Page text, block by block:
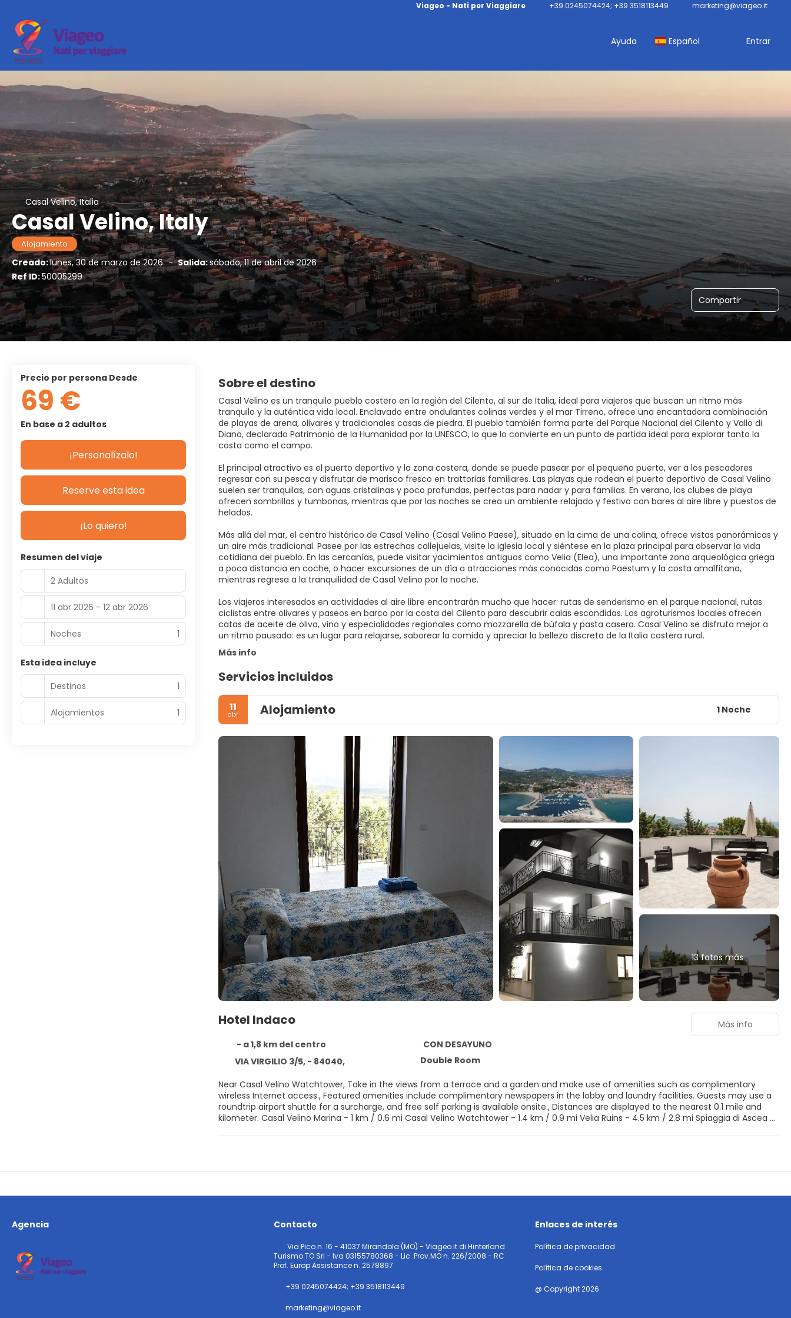
Viageo - Nati per Viaggiare +39 0245074424; +39 3518113449 marketing@viageo.it
Ayuda Español Entrar
Casal Velino, Italia
Casal Velino, Italy
Alojamiento
Creado:lunes, 30 de marzo de 2026 - Salida:sábado, 11 de abril de 2026
Ref ID:50005299
Compartir
Sobre el destino
Casal Velino es un tranquilo pueblo costero en la región del Cilento, al sur de Italia, ideal para viajeros que buscan un ritmo más
tranquilo y la auténtica vida local. Enclavado entre ondulantes colinas verdes y el mar Tirreno, ofrece una encantadora combinación
de playas de arena, olivares y tradicionales casas de piedra. El pueblo también forma parte del Parque Nacional del Cilento y Vallo di
Diano, declarado Patrimonio de la Humanidad por la UNESCO, lo que lo convierte en un punto de partida ideal para explorar tanto la
costa como el campo.
El principal atractivo es el puerto deportivo y la zona costera, donde se puede pasear por el pequeño puerto, ver a los pescadores
regresar con su pesca y disfrutar de marisco fresco en trattorias familiares. Las playas que rodean el puerto deportivo de Casal Velino
suelen ser tranquilas, con aguas cristalinas y poco profundas, perfectas para nadar y para familias. En verano, los clubes de playa
ofrecen sombrillas y tumbonas, mientras que por las noches se crea un ambiente relajado y festivo con bares al aire libre y puestos de
helados.
Más allá del mar, el centro histórico de Casal Velino (Casal Velino Paese), situado en la cima de una colina, ofrece vistas panorámicas y
un aire más tradicional. Pasee por las estrechas callejuelas, visite la iglesia local y siéntese en la plaza principal para observar la vida
cotidiana del pueblo. En las cercanías, puede visitar yacimientos antiguos como Velia (Elea), una importante zona arqueológica griega
a poca distancia en coche, o hacer excursiones de un día a atracciones más conocidas como Paestum y la costa amalfitana,
mientras regresa a la tranquilidad de Casal Velino por la noche.
Los viajeros interesados en actividades al aire libre encontrarán mucho que hacer: rutas de senderismo en el parque nacional, rutas
ciclistas entre olivares y paseos en barco por la costa del Cilento para descubrir calas escondidas. Los agroturismos locales ofrecen
catas de aceite de oliva, vino y especialidades regionales como mozzarella de búfala y pasta casera. Casal Velino se disfruta mejor a
un ritmo pausado: es un lugar para relajarse, saborear la comida y apreciar la belleza discreta de la Italia costera rural.
Más info
Servicios incluidos
11
abr Alojamiento 1 Noche
13 fotos más
Hotel Indaco
- a 1,8 km del centro
CON DESAYUNO
VIA VIRGILIO 3/5, - 84040,
Double Room
Near Casal Velino Watchtower, Take in the views from a terrace and a garden and make use of amenities such as complimentary
wireless Internet access., Featured amenities include complimentary newspapers in the lobby and laundry facilities. Guests may use a
roundtrip airport shuttle for a surcharge, and free self parking is available onsite., Distances are displayed to the nearest 0.1 mile and
kilometer. Casal Velino Marina - 1 km / 0.6 mi Casal Velino Watchtower - 1.4 km / 0.9 mi Velia Ruins - 4.5 km / 2.8 mi Spiaggia di Ascea -
Located in Casal Velino, Hotel Indaco is within a 5-minute drive of Casal Velino Marina and Casal Velino Watchtower. This inn is 2.8 mi
Más info
precio por persona Desde
69 €
En base a 2 adultos
¡Personalízalo!
Reserve esta idea
¡Lo quiero!
Resumen del viaje
2 Adultos
11 abr 2026 - 12 abr 2026
Noches 1
Esta idea incluye
Destinos
1
Alojamientos 1
Agencia Contacto
Via Pico n. 16 - 41037 Mirandola (MO) - Viageo.it di Hinterland
Turismo TO Srl - Iva 03155780368 - Lic. Prov.MO n. 226/2008 - RC
Prof. Europ Assistance n. 2578897
+39 0245074424; +39 3518113449
marketing@viageo.it
Enlaces de interés
Política de privacidad
Política de cookies
@ Copyright 2026